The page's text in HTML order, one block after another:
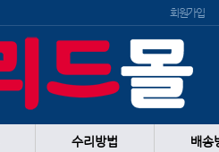
회원가입
수리방법 배송